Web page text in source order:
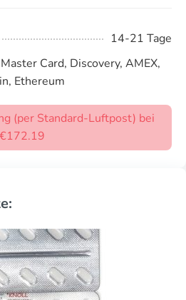
14-21 Tage
Card, Discovery, AMEX,
Ethereum
(per Standard-Luftpost) bei